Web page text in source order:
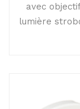
avec
lumière